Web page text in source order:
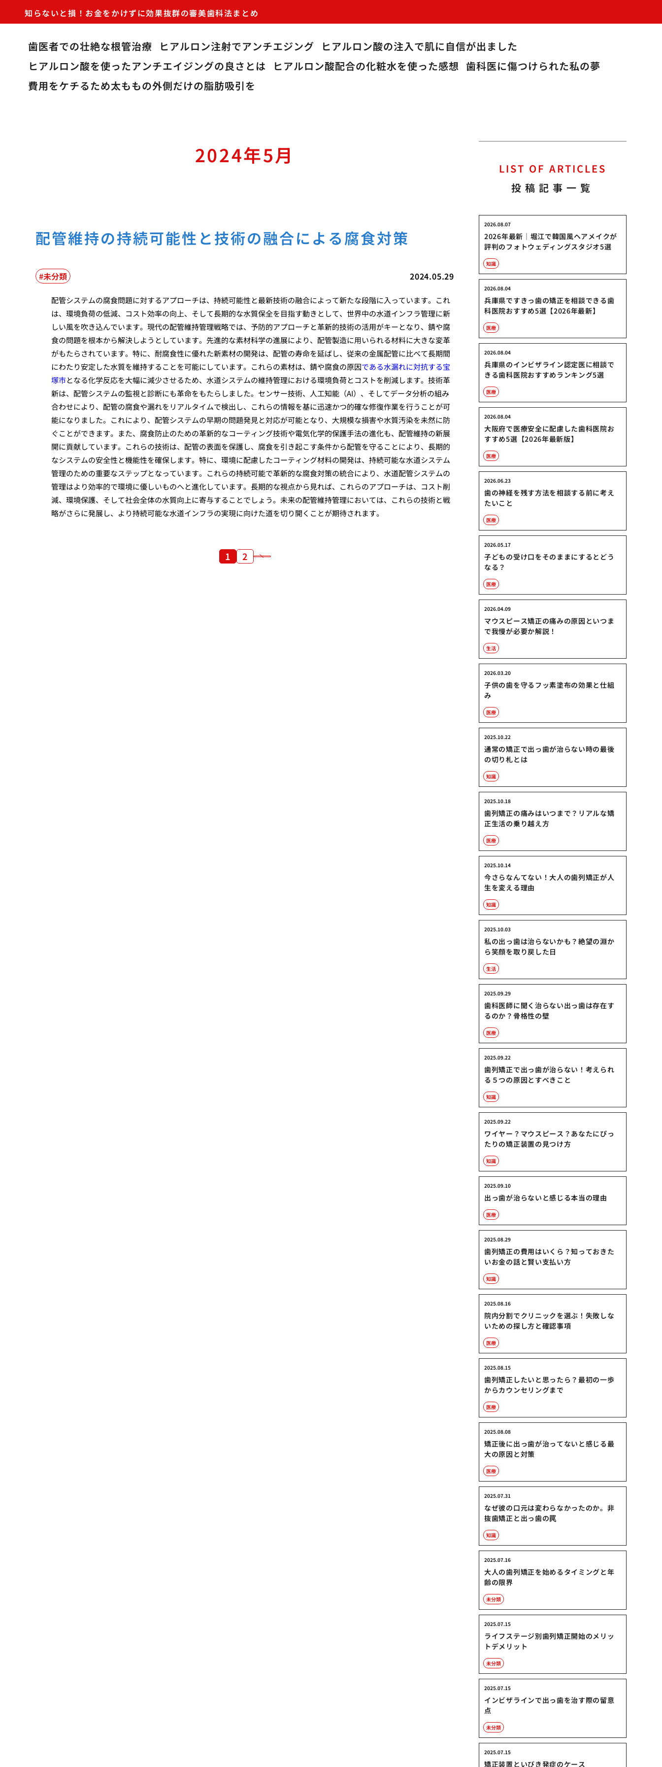
知らないと損！お金をかけずに効果抜群の審美歯科法まとめ
歯医者での壮絶な根管治療 ヒアルロン注射でアンチエジング
ヒアルロン酸の注入で肌に自信が出ました
ヒアルロン酸を使ったアンチエイジングの良さとは
ヒアルロン酸配合の化粧水を使った感想 歯科医に傷つけられた私の夢
費用をケチるため太ももの外側だけの脂肪吸引を
2024年5月
配管維持の持続可能性と技術の融合による腐食対策
2024.05.29
未分類
配管システムの腐食問題に対するアプローチは、持続可能性と最新技術の融合によって新たな段階に入っています。これ
は、環境負荷の低減、コスト効率の向上、そして長期的な水質保全を目指す動きとして、世界中の水道インフラ管理に新
しい風を吹き込んでいます。現代の配管維持管理戦略では、予防的アプローチと革新的技術の活用がキーとなり、錆や腐
食の問題を根本から解決しようとしています。先進的な素材科学の進展により、配管製造に用いられる材料に大きな変革
がもたらされています。特に、耐腐食性に優れた新素材の開発は、配管の寿命を延ばし、従来の金属配管に比べて長期間
にわたり安定した水質を維持することを可能にしています。これらの素材は、錆や腐食の原因である水漏れに対抗する宝
塚市となる化学反応を大幅に減少させるため、水道システムの維持管理における環境負荷とコストを削減します。技術革
新は、配管システムの監視と診断にも革命をもたらしました。センサー技術、人工知能（AI）、そしてデータ分析の組み
合わせにより、配管の腐食や漏れをリアルタイムで検出し、これらの情報を基に迅速かつ的確な修復作業を行うことが可
能になりました。これにより、配管システムの早期の問題発見と対応が可能となり、大規模な損害や水質汚染を未然に防
ぐことができます。また、腐食防止のための革新的なコーティング技術や電気化学的保護手法の進化も、配管維持の新展
開に貢献しています。これらの技術は、配管の表面を保護し、腐食を引き起こす条件から配管を守ることにより、長期的
なシステムの安全性と機能性を確保します。特に、環境に配慮したコーティング材料の開発は、持続可能な水道システム
管理のための重要なステップとなっています。これらの持続可能で革新的な腐食対策の統合により、水道配管システムの
管理はより効率的で環境に優しいものへと進化しています。長期的な視点から見れば、これらのアプローチは、コスト削
減、環境保護、そして社会全体の水質向上に寄与することでしょう。未来の配管維持管理においては、これらの技術と戦
略がさらに発展し、より持続可能な水道インフラの実現に向けた道を切り開くことが期待されます。
1 2
LIST OF ARTICLES
投稿記事一覧
2026年最新｜堀江で韓国風ヘアメイクが
評判のフォトウェディングスタジオ5選
2026.08.07
知識
兵庫県ですきっ歯の矯正を相談できる歯
科医院おすすめ5選【2026年最新】
2026.08.04
医療
兵庫県のインビザライン認定医に相談で
きる歯科医院おすすめランキング5選
2026.08.04
医療
大阪府で医療安全に配慮した歯科医院お
すすめ5選【2026年最新版】
2026.08.04
医療
歯の神経を残す方法を相談する前に考え
たいこと
2026.06.23
医療
子どもの受け口をそのままにするとどう
なる？
2026.05.17
医療
マウスピース矯正の痛みの原因といつま
で我慢が必要か解説！
2026.04.09
生活
子供の歯を守るフッ素塗布の効果と仕組
み
2026.03.20
医療
通常の矯正で出っ歯が治らない時の最後
の切り札とは
2025.10.22
知識
歯列矯正の痛みはいつまで？リアルな矯
正生活の乗り越え方
2025.10.18
医療
今さらなんてない！大人の歯列矯正が人
生を変える理由
2025.10.14
知識
私の出っ歯は治らないかも？絶望の淵か
ら笑顔を取り戻した日
2025.10.03
生活
歯科医師に聞く治らない出っ歯は存在す
るのか？骨格性の壁
2025.09.29
医療
歯列矯正で出っ歯が治らない！考えられ
る５つの原因とすべきこと
2025.09.22
知識
ワイヤー？マウスピース？あなたにぴっ
たりの矯正装置の見つけ方
2025.09.22
知識
出っ歯が治らないと感じる本当の理由
2025.09.10
医療
歯列矯正の費用はいくら？知っておきた
いお金の話と賢い支払い方
2025.08.29
知識
院内分割でクリニックを選ぶ！失敗しな
いための探し方と確認事項
2025.08.16
医療
歯列矯正したいと思ったら？最初の一歩
からカウンセリングまで
2025.08.15
医療
矯正後に出っ歯が治ってないと感じる最
大の原因と対策
2025.08.08
医療
なぜ彼の口元は変わらなかったのか。非
抜歯矯正と出っ歯の罠
2025.07.31
知識
大人の歯列矯正を始めるタイミングと年
齢の限界
2025.07.16
未分類
ライフステージ別歯列矯正開始のメリッ
トデメリット
2025.07.15
未分類
インビザラインで出っ歯を治す際の留意
点
2025.07.15
未分類
矯正装置といびき発症のケース
2025.07.15